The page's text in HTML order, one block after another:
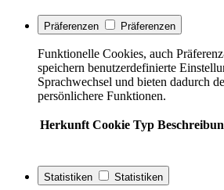
Präferenzen Präferenzen
Funktionelle Cookies, auch
speichern benutzerdefinierte
Sprachwechsel und bieten dadurch
persönlichere Funktionen.
Herkunft Cookie Typ
Statistiken Statistiken